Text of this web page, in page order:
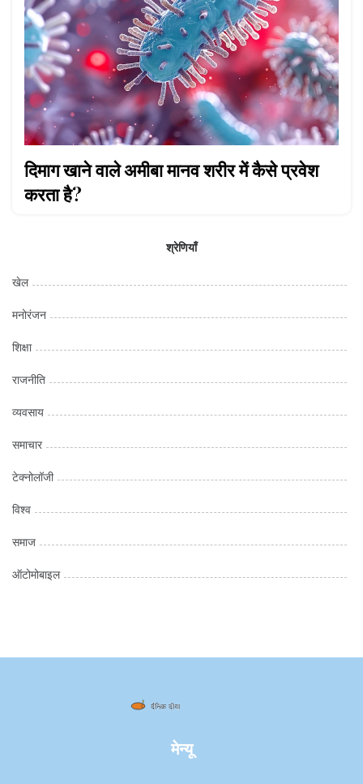
दिमाग खाने वाले अमीबा मानव शरीर में कैसे प्रवेश
करता है?
श्रेणियाँ
खेल
मनोरंजन
शिक्षा
राजनीति
व्यवसाय
समाचार
टेक्नोलॉजी
विश्व
समाज
ऑटोमोबाइल
मेन्यू